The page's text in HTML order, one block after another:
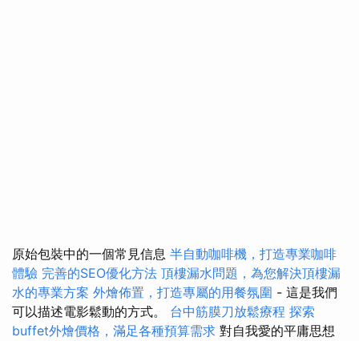
原始包裝中的一個常見信息 半自動咖啡機，打造專業咖啡
體驗 完善的SEO優化方法 頂樓漏水問題，為您解決頂樓漏
水的專業方案 外燴佈置，打造專屬的用餐氛圍 - 這是我們
可以描述電影鬆動的方式。 台中筋膜刀放鬆療程 探索
buffet外燴價格，滿足各種預算需求 對自我愛的平庸思想